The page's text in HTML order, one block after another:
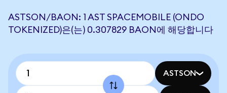
ASTSON/BAON: 1 AST SPACEMOBILE (ONDO
TOKENIZED)은(는) 0.307829 BAON에 해당합니다
ASTSON